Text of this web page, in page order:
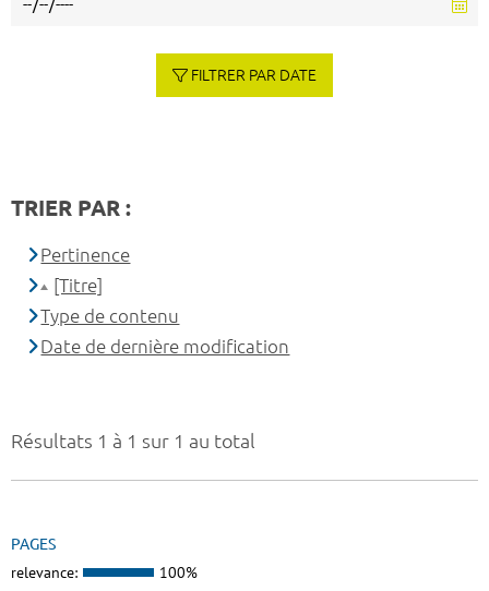
Résultats 1 à 1 sur 1 au total
PAGES
relevance: 100%
FILTRER PAR DATE
TRIER PAR :
Pertinence
[Titre]
Type de contenu
Date de dernière modification